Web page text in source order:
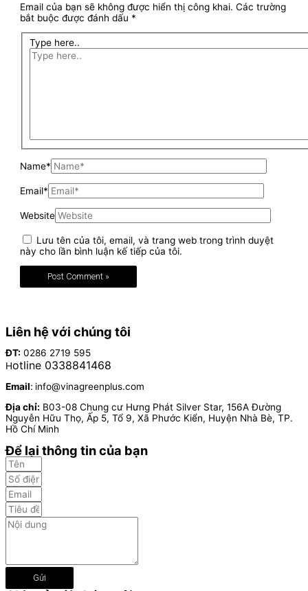
Email của bạn sẽ không được hiển thị công khai. Các trường
bắt buộc được đánh dấu *
Type here..
Name*
Email*
Website
Lưu tên của tôi, email, và trang web trong trình duyệt
này cho lần bình luận kế tiếp của tôi.
Liên hệ với chúng tôi
ĐT: 0286 2719 595
Hotline 0338841468
Email: info@vinagreenplus.com
Địa chỉ: B03-08 Chung cư Hưng Phát Silver Star, 156A Đường
Nguyễn Hữu Thọ, Ấp 5, Tổ 9, Xã Phước Kiển, Huyện Nhà Bè, TP.
Hồ Chí Minh
Để lại thông tin của bạn
Gửi